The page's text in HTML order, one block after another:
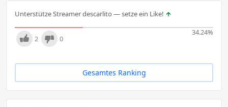
Unterstütze Streamer descarlito — setze ein Like!
34.24%
2 0
Gesamtes Ranking